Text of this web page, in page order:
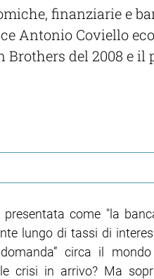
finanziarie e
Antonio Coviello
del 2008 e
come "la
lungo di tassi di
circa il mondo
crisi in arrivo? Ma